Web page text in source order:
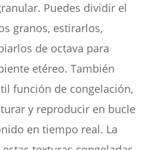
Puedes dividir el
granos, estirarlos,
de octava para
etéreo. También
función de congelación,
y reproducir en bucle
en tiempo real. La